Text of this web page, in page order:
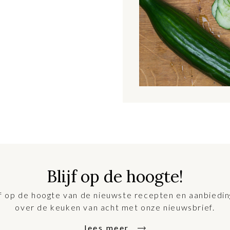
Blijf op de hoogte!
op de hoogte van de nieuwste recepten en
over de keuken van acht met onze nieuwsbrief.
lees meer